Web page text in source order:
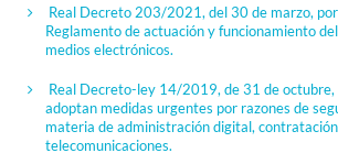
Real Decreto 203/2021, del 30 de marzo,
Reglamento de actuación y funcionamiento
medios electrónicos.
Real Decreto-ley 14/2019, de 31 de octubre,
adoptan medidas urgentes por razones de
materia de administración digital,
telecomunicaciones.